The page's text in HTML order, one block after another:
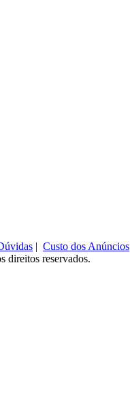
| Custo dos Anúncios
direitos reservados.